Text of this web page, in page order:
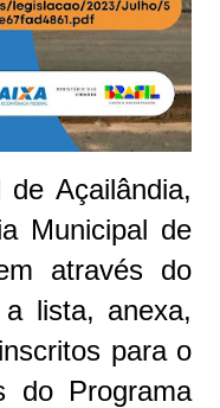
Açailândia,
Municipal de
através do
lista, anexa,
para o
do Programa